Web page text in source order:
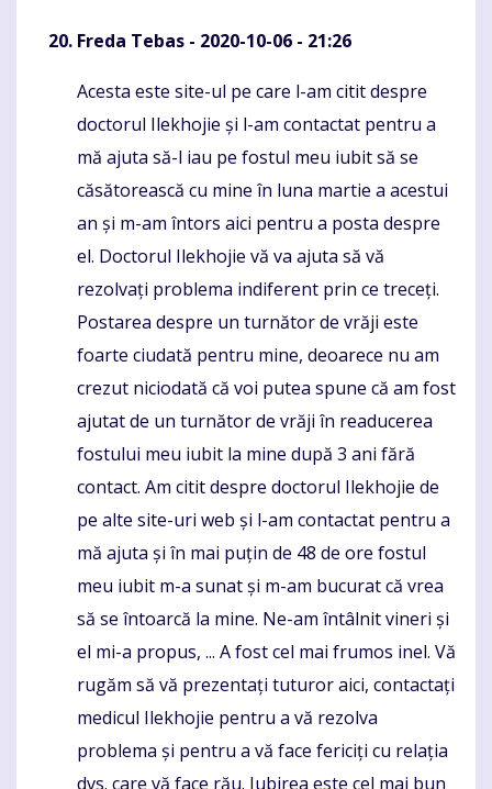
Freda Tebas - 2020-10-06 - 21:26
Komentaras
Acesta este site-ul pe care l-am citit despre
doctorul Ilekhojie și l-am contactat pentru a
mă ajuta să-l iau pe fostul meu iubit să se
căsătorească cu mine în luna martie a acestui
an și m-am întors aici pentru a posta despre
el. Doctorul Ilekhojie vă va ajuta să vă
rezolvați problema indiferent prin ce treceți.
Postarea despre un turnător de vrăji este
foarte ciudată pentru mine, deoarece nu am
crezut niciodată că voi putea spune că am fost
ajutat de un turnător de vrăji în readucerea
fostului meu iubit la mine după 3 ani fără
contact. Am citit despre doctorul Ilekhojie de
pe alte site-uri web și l-am contactat pentru a
mă ajuta și în mai puțin de 48 de ore fostul
meu iubit m-a sunat și m-am bucurat că vrea
să se întoarcă la mine. Ne-am întâlnit vineri și
el mi-a propus, ... A fost cel mai frumos inel. Vă
rugăm să vă prezentați tuturor aici, contactați
medicul Ilekhojie pentru a vă rezolva
problema și pentru a vă face fericiți cu relația
dvs. care vă face rău. Iubirea este cel mai bun